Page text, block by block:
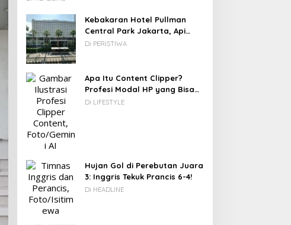
Kebakaran Hotel Pullman
Central Park Jakarta, Api
Berawal dari Gedung Parkir
Di PERISTIWA
Apa Itu Content Clipper?
Profesi Modal HP yang Bisa
Menghasilkan Puluhan Juta
Di LIFESTYLE
Hujan Gol di Perebutan Juara
3: Inggris Tekuk Prancis 6-4!
Di HEADLINE